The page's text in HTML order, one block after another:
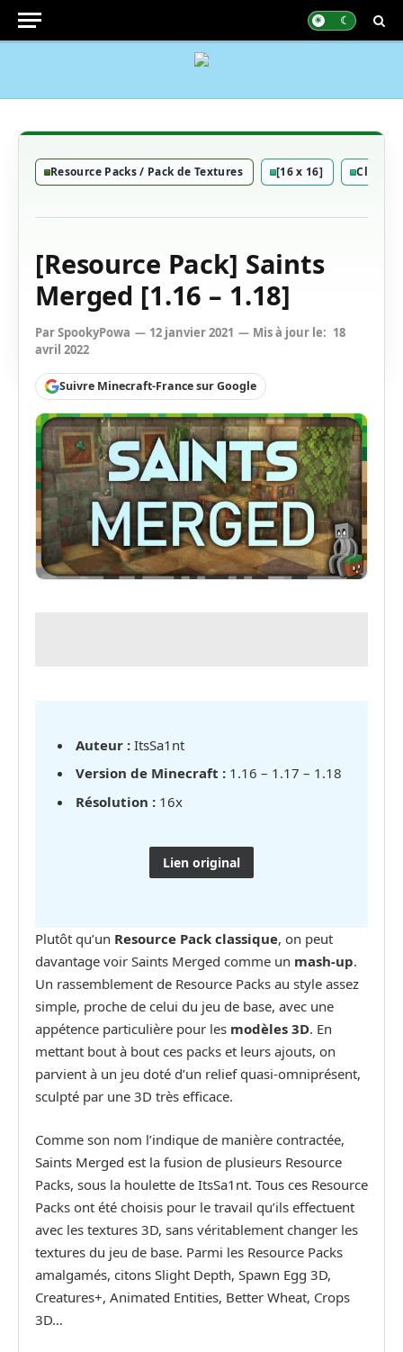
Resource Packs / Pack de Textures [16 x 16]
[Resource Pack] Saints
Merged [1.16 – 1.18]
ParSpookyPowa 12 janvier 2021 Mis à jour le: 18
avril 2022
Suivre Minecraft-France sur Google
Auteur : ItsSa1nt
Version de Minecraft : 1.16 – 1.17 – 1.18
Résolution : 16x
Lien original
Plutôt qu’un Resource Pack classique, on peut
davantage voir Saints Merged comme un mash-up.
Un rassemblement de Resource Packs au style assez
simple, proche de celui du jeu de base, avec une
appétence particulière pour les modèles 3D. En
mettant bout à bout ces packs et leurs ajouts, on
parvient à un jeu doté d’un relief quasi-omniprésent,
sculpté par une 3D très efficace.
Comme son nom l’indique de manière contractée,
Saints Merged est la fusion de plusieurs Resource
Packs, sous la houlette de ItsSa1nt. Tous ces Resource
Packs ont été choisis pour le travail qu’ils effectuent
avec les textures 3D, sans véritablement changer les
textures du jeu de base. Parmi les Resource Packs
amalgamés, citons Slight Depth, Spawn Egg 3D,
Creatures+, Animated Entities, Better Wheat, Crops
3D…